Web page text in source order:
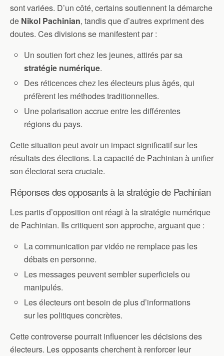
sont variées. D’un côté, certains soutiennent la démarche
de Nikol Pachinian, tandis que d’autres expriment des
doutes. Ces divisions se manifestent par :
Un soutien fort chez les jeunes, attirés par sa
stratégie numérique.
Des réticences chez les électeurs plus âgés, qui
préfèrent les méthodes traditionnelles.
Une polarisation accrue entre les différentes
régions du pays.
Cette situation peut avoir un impact significatif sur les
résultats des élections. La capacité de Pachinian à unifier
son électorat sera cruciale.
Réponses des opposants à la stratégie de Pachinian
Les partis d’opposition ont réagi à la stratégie numérique
de Pachinian. Ils critiquent son approche, arguant que :
La communication par vidéo ne remplace pas les
débats en personne.
Les messages peuvent sembler superficiels ou
manipulés.
Les électeurs ont besoin de plus d’informations
sur les politiques concrètes.
Cette controverse pourrait influencer les décisions des
électeurs. Les opposants cherchent à renforcer leur